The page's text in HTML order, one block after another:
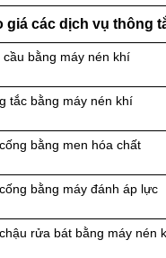
giá các dịch vụ thông
bằng máy nén khí
tắc bằng máy nén khí
bằng men hóa chất
bằng máy đánh áp lực
rửa bát bằng máy nén